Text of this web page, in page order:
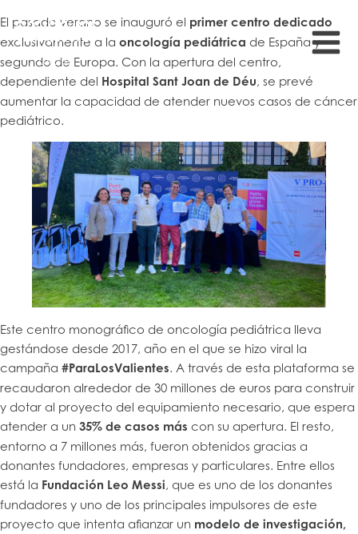
El pasado verano se inauguró el primer centro dedicado
exclusivamente a la oncología pediátrica de España y
segundo de Europa. Con la apertura del centro,
dependiente del Hospital Sant Joan de Déu, se prevé
aumentar la capacidad de atender nuevos casos de cáncer
pediátrico.
Este centro monográfico de oncología pediátrica lleva
gestándose desde 2017, año en el que se hizo viral la
campaña #ParaLosValientes. A través de esta plataforma se
recaudaron alrededor de 30 millones de euros para construir
y dotar al proyecto del equipamiento necesario, que espera
atender a un 35% de casos más con su apertura. El resto,
entorno a 7 millones más, fueron obtenidos gracias a
donantes fundadores, empresas y particulares. Entre ellos
está la Fundación Leo Messi, que es uno de los donantes
fundadores y uno de los principales impulsores de este
proyecto que intenta afianzar un modelo de investigación,